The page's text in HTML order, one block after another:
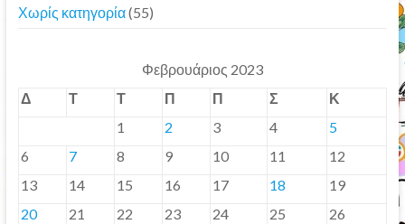
Χωρίς κατηγορία(55)
Φεβρουάριος 2023
Δ
Τ Τ Π Π Σ Κ
1 2 3 4
5
6
7 8 9 10 11
12
13
14 15 16 17 18
19
20
21 22 23 24 25
26